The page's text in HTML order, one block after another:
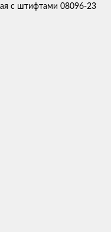
с штифтами 08096-23